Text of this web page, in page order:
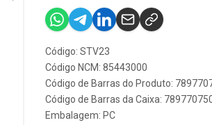
Código: STV23
Código NCM: 85443000
Código de Barras do Produto:
Código de Barras da Caixa:
Embalagem: PC